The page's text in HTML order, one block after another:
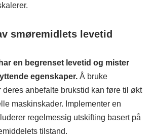
smøremidlets levetid
en begrenset levetid og mister
egenskaper. Å bruke
deres anbefalte brukstid kan føre til økt
maskinskader. Implementer en
regelmessig utskifting basert på
tilstand.​